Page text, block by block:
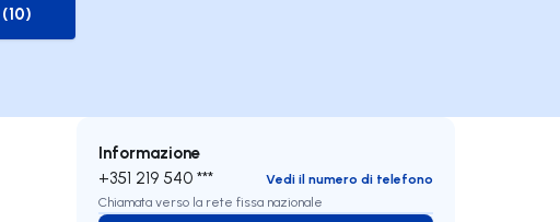
Informazione
+351 219 540 ***
Vedi il numero di telefono
Chiamata verso la rete fissa nazionale